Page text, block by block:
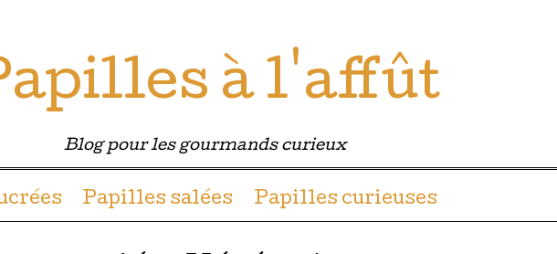
à l'affût
Blog pour les gourmands curieux
contenuPapilles salées Papilles curieuses